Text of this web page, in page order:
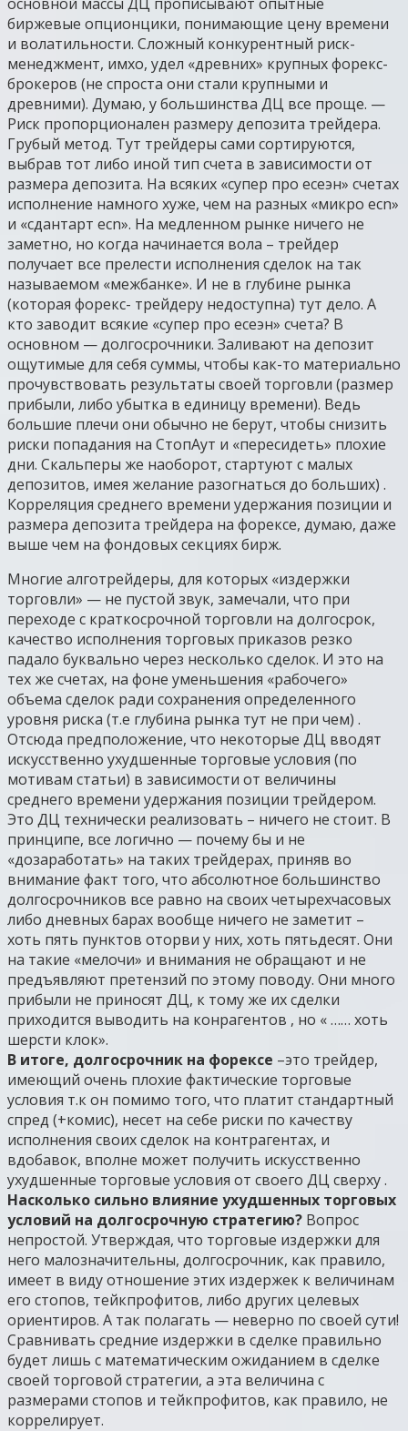
биржевые опционцики, понимающие цену времени
и волатильности. Сложный конкурентный риск-
менеджмент, имхо, удел «древних» крупных форекс-
брокеров (не спроста они стали крупными и
древними). Думаю, у большинства ДЦ все проще. —
Риск пропорционален размеру депозита трейдера.
Грубый метод. Тут трейдеры сами сортируются,
выбрав тот либо иной тип счета в зависимости от
размера депозита. На всяких «супер про есеэн» счетах
исполнение намного хуже, чем на разных «микро ecn»
и «сдантарт ecn». На медленном рынке ничего не
заметно, но когда начинается вола – трейдер
получает все прелести исполнения сделок на так
называемом «межбанке». И не в глубине рынка
(которая форекс- трейдеру недоступна) тут дело. А
кто заводит всякие «супер про есеэн» счета? В
основном — долгосрочники. Заливают на депозит
ощутимые для себя суммы, чтобы как-то материально
прочувствовать результаты своей торговли (размер
прибыли, либо убытка в единицу времени). Ведь
большие плечи они обычно не берут, чтобы снизить
риски попадания на СтопАут и «пересидеть» плохие
дни. Скальперы же наоборот, стартуют с малых
депозитов, имея желание разогнаться до больших) .
Корреляция среднего времени удержания позиции и
размера депозита трейдера на форексе, думаю, даже
выше чем на фондовых секциях бирж.
Многие алготрейдеры, для которых «издержки
торговли» — не пустой звук, замечали, что при
переходе с краткосрочной торговли на долгосрок,
качество исполнения торговых приказов резко
падало буквально через несколько сделок. И это на
тех же счетах, на фоне уменьшения «рабочего»
объема сделок ради сохранения определенного
уровня риска (т.е глубина рынка тут не при чем) .
Отсюда предположение, что некоторые ДЦ вводят
искусственно ухудшенные торговые условия (по
мотивам статьи) в зависимости от величины
среднего времени удержания позиции трейдером.
Это ДЦ технически реализовать – ничего не стоит. В
принципе, все логично — почему бы и не
«дозаработать» на таких трейдерах, приняв во
внимание факт того, что абсолютное большинство
долгосрочников все равно на своих четырехчасовых
либо дневных барах вообще ничего не заметит –
хоть пять пунктов оторви у них, хоть пятьдесят. Они
на такие «мелочи» и внимания не обращают и не
предъявляют претензий по этому поводу. Они много
прибыли не приносят ДЦ, к тому же их сделки
приходится выводить на конрагентов , но « …… хоть
шерсти клок».
В итоге, долгосрочник на форексе –это трейдер,
имеющий очень плохие фактические торговые
условия т.к он помимо того, что платит стандартный
спред (+комис), несет на себе риски по качеству
исполнения своих сделок на контрагентах, и
вдобавок, вполне может получить искусственно
ухудшенные торговые условия от своего ДЦ сверху .
Насколько сильно влияние ухудшенных торговых
условий на долгосрочную стратегию? Вопрос
непростой. Утверждая, что торговые издержки для
него малозначительны, долгосрочник, как правило,
имеет в виду отношение этих издержек к величинам
его стопов, тейкпрофитов, либо других целевых
ориентиров. А так полагать — неверно по своей сути!
Сравнивать средние издержки в сделке правильно
будет лишь с математическим ожиданием в сделке
своей торговой стратегии, а эта величина с
размерами стопов и тейкпрофитов, как правило, не
коррелирует.